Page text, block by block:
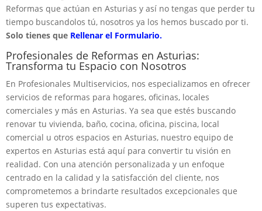
Reformas que actúan en Asturias y así no tengas que perder tu
tiempo buscandolos tú, nosotros ya los hemos buscado por ti.
Solo tienes que Rellenar el Formulario.
Profesionales de Reformas en Asturias:
Transforma tu Espacio con Nosotros
En Profesionales Multiservicios, nos especializamos en ofrecer
servicios de reformas para hogares, oficinas, locales
comerciales y más en Asturias. Ya sea que estés buscando
renovar tu vivienda, baño, cocina, oficina, piscina, local
comercial u otros espacios en Asturias, nuestro equipo de
expertos en Asturias está aquí para convertir tu visión en
realidad. Con una atención personalizada y un enfoque
centrado en la calidad y la satisfacción del cliente, nos
comprometemos a brindarte resultados excepcionales que
superen tus expectativas.